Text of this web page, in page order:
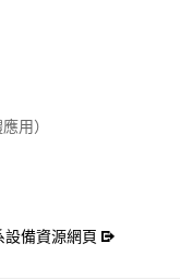
用）
備資源網頁